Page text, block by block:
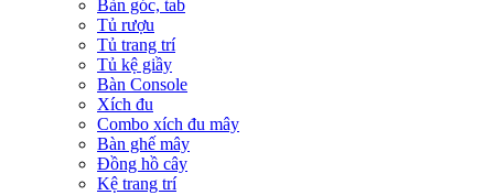
Bàn góc, tab
Tủ rượu
Tủ trang trí
Tủ kệ giầy
Bàn Console
Xích đu
Combo xích đu mây
Bàn ghế mây
Đồng hồ cây
Kệ trang trí